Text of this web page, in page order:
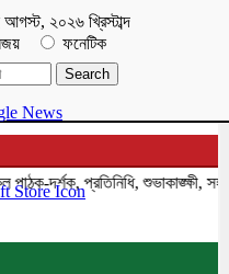
২০২৬ খ্রিস্টাব্দ
ফনেটিক
প্রতিনিধি, শুভাকাঙ্ক্ষী,